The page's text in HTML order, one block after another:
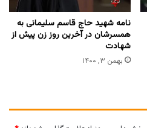
نامه شهید حاج قاسم سلیمانی به
همسرشان در آخرین روز زن پیش از
شهادت
بهمن ۳, ۱۴۰۰